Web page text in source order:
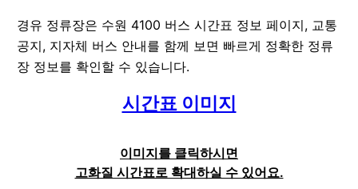
경유 정류장은 수원 4100 버스 시간표 정보 페이지, 교통
공지, 지자체 버스 안내를 함께 보면 빠르게 정확한 정류
장 정보를 확인할 수 있습니다.
시간표 이미지
이미지를 클릭하시면
고화질 시간표로 확대하실 수 있어요.